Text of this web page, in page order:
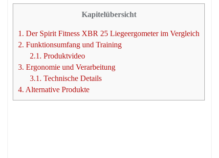
Kapitelübersicht
1. Der Spirit Fitness XBR 25 Liegeergometer im Vergleich
2. Funktionsumfang und Training
2.1. Produktvideo
3. Ergonomie und Verarbeitung
3.1. Technische Details
4. Alternative Produkte